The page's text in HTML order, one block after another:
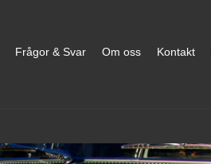
Frågor & Svar Om oss Kontakt